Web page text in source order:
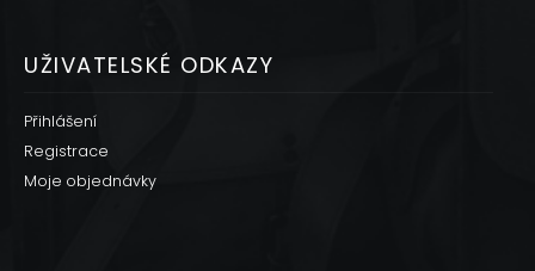
UŽIVATELSKÉ ODKAZY
Přihlášení
Registrace
Moje objednávky